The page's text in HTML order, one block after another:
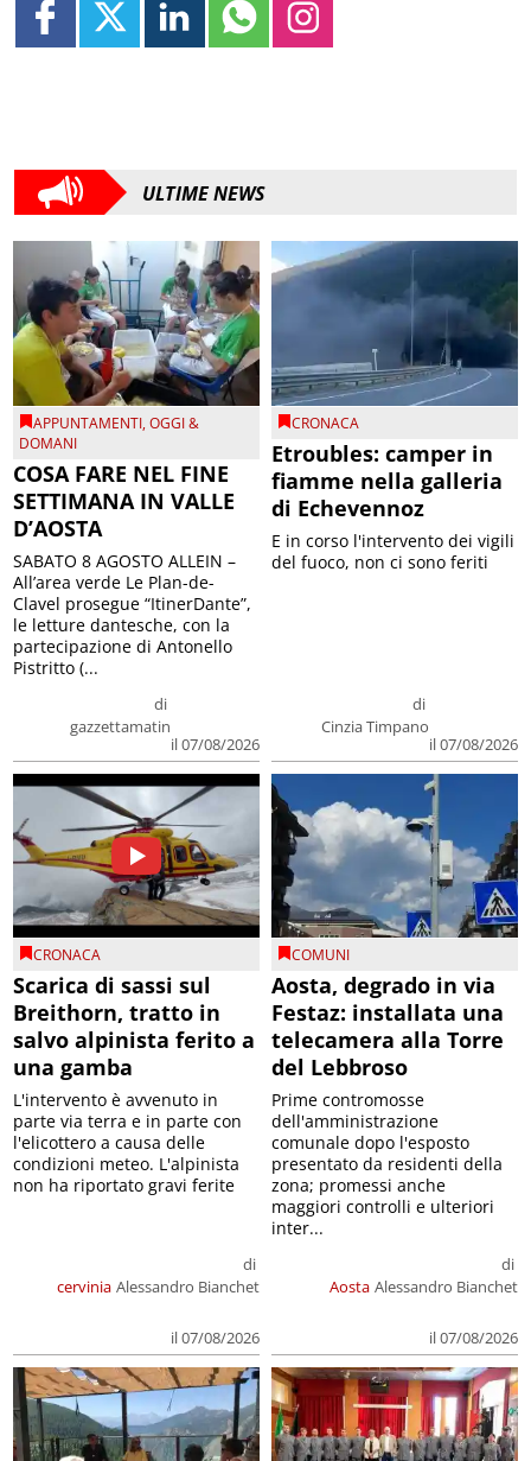
ULTIME NEWS
APPUNTAMENTI,OGGI &
DOMANI
COSA FARE NEL FINE
SETTIMANA IN VALLE
D’AOSTA
di
gazzettamatin
il 07/08/2026
SABATO 8 AGOSTO ALLEIN –
All’area verde Le Plan-de-
Clavel prosegue “ItinerDante”,
le letture dantesche, con la
partecipazione di Antonello
Pistritto (...
CRONACA
Etroubles: camper in
fiamme nella galleria
di Echevennoz
di
Cinzia Timpano
il 07/08/2026
E in corso l'intervento dei vigili
del fuoco, non ci sono feriti
CRONACA
Scarica di sassi sul
Breithorn, tratto in
salvo alpinista ferito a
una gamba
cervinia
di
Alessandro Bianchet
il 07/08/2026
L'intervento è avvenuto in
parte via terra e in parte con
l'elicottero a causa delle
condizioni meteo. L'alpinista
non ha riportato gravi ferite
COMUNI
Aosta, degrado in via
Festaz: installata una
telecamera alla Torre
del Lebbroso
Aosta
di
Alessandro Bianchet
il 07/08/2026
Prime contromosse
dell'amministrazione
comunale dopo l'esposto
presentato da residenti della
zona; promessi anche
maggiori controlli e ulteriori
inter...